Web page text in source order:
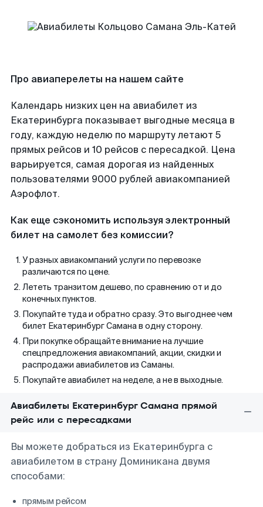
Про авиаперелеты на нашем сайте
Календарь низких цен на авиабилет из
Екатеринбурга показывает выгодные месяца в
году, каждую неделю по маршруту летают 5
прямых рейсов и 10 рейсов с пересадкой. Цена
варьируется, самая дорогая из найденных
пользователями 9000 рублей авиакомпанией
Аэрофлот.
Как еще сэкономить используя электронный
билет на самолет без комиссии?
У разных авиакомпаний услуги по перевозке
различаются по цене.
Лететь транзитом дешево, по сравнению от и до
конечных пунктов.
Покупайте туда и обратно сразу. Это выгоднее чем
билет Екатеринбург Самана в одну сторону.
При покупке обращайте внимание на лучшие
спецпредложения авиакомпаний, акции, скидки и
распродажи авиабилетов из Саманы.
Покупайте авиабилет на неделе, а не в выходные.
Авиабилеты Екатеринбург Самана прямой
рейс или с пересадками
Вы можете добраться из Екатеринбурга с
авиабилетом в страну Доминикана двумя
способами:
прямым рейсом